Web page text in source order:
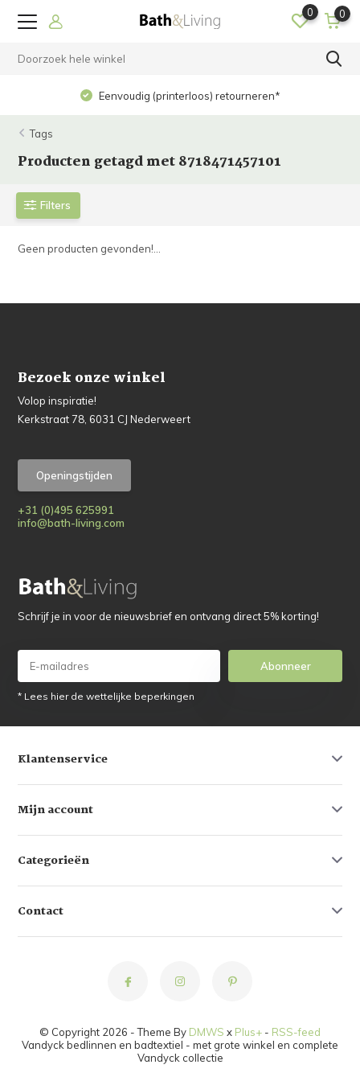
0 0
Eenvoudig (printerloos) retourneren*
Tags
Producten getagd met 8718471457101
Filters
Geen producten gevonden!...
Bezoek onze winkel
Volop inspiratie!
Kerkstraat 78, 6031 CJ Nederweert
Openingstijden
+31 (0)495 625991
info@bath-living.com
Schrijf je in voor de nieuwsbrief en ontvang direct 5% korting!
Abonneer
* Lees hier de wettelijke beperkingen
Klantenservice
Mijn account
Categorieën
Contact
© Copyright 2026 - Theme By DMWS x Plus+ - RSS-feed
Vandyck bedlinnen en badtextiel - met grote winkel en complete
Vandyck collectie